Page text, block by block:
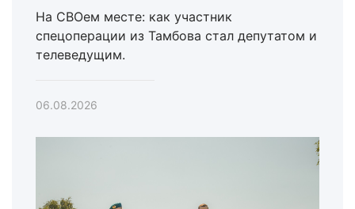
На СВОем месте: как участник
спецоперации из Тамбова стал депутатом и
телеведущим.
06.08.2026